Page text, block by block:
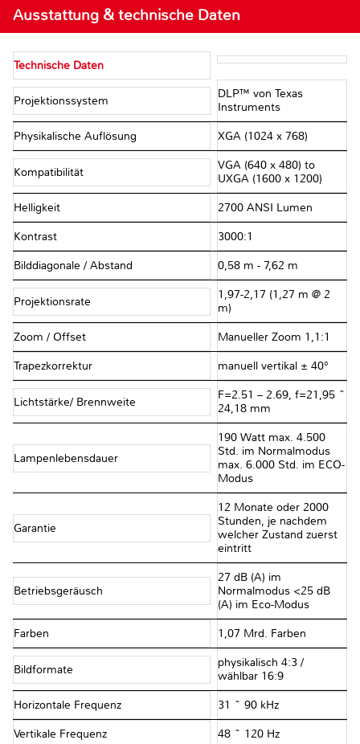
Ausstattung & technische Daten
Technische Daten
Projektionssystem
DLP™ von Texas
Instruments
Physikalische Auflösung XGA (1024 x 768)
Kompatibilität
VGA (640 x 480) to
UXGA (1600 x 1200)
Helligkeit 2700 ANSI Lumen
Kontrast 3000:1
Bilddiagonale / Abstand 0,58 m - 7,62 m
Projektionsrate
1,97-2,17 (1,27 m @ 2
m)
Zoom / Offset Manueller Zoom 1,1:1
Trapezkorrektur manuell vertikal ± 40°
Lichtstärke/ Brennweite
F=2.51 – 2.69, f=21,95 ~
24,18 mm
Lampenlebensdauer
190 Watt max. 4.500
Std. im Normalmodus
max. 6.000 Std. im ECO-
Modus
Garantie
12 Monate oder 2000
Stunden, je nachdem
welcher Zustand zuerst
eintritt
Betriebsgeräusch
27 dB (A) im
Normalmodus <25 dB
(A) im Eco-Modus
Farben 1,07 Mrd. Farben
Bildformate
physikalisch 4:3 /
wählbar 16:9
Horizontale Frequenz 31 ~ 90 kHz
Vertikale Frequenz 48 ~ 120 Hz